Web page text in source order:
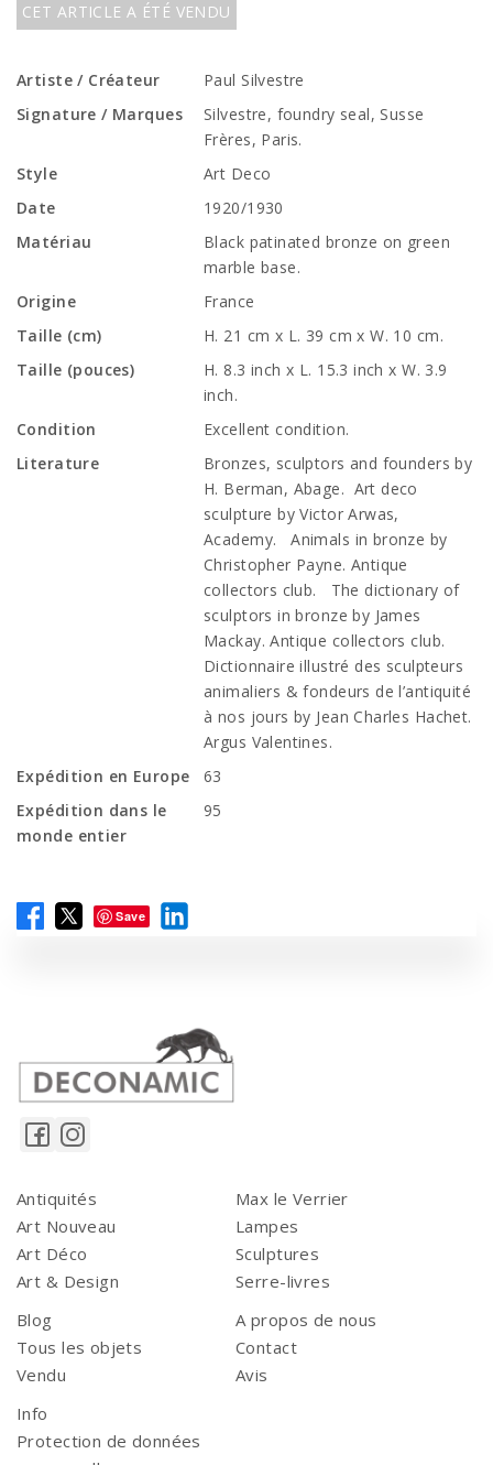
CET ARTICLE A ÉTÉ VENDU
Artiste / Créateur
Paul Silvestre
Signature / Marques
Silvestre, foundry seal, Susse
Frères, Paris.
Style
Art Deco
Date
1920/1930
Matériau
Black patinated bronze on green
marble base.
Origine
France
Taille (cm)
H. 21 cm x L. 39 cm x W. 10 cm.
Taille (pouces)
H. 8.3 inch x L. 15.3 inch x W. 3.9
inch.
Condition
Excellent condition.
Literature
Bronzes, sculptors and founders by
H. Berman, Abage. Art deco
sculpture by Victor Arwas,
Academy. Animals in bronze by
Christopher Payne. Antique
collectors club. The dictionary of
sculptors in bronze by James
Mackay. Antique collectors club.
Dictionnaire illustré des sculpteurs
animaliers & fondeurs de l’antiquité
à nos jours by Jean Charles Hachet.
Argus Valentines.
Expédition en Europe
63
Expédition dans le
monde entier
95
Save
Antiquités
Art Nouveau
Art Déco
Art & Design
Max le Verrier
Lampes
Sculptures
Serre-livres
Blog
Tous les objets
Vendu
A propos de nous
Contact
Avis
Info
Protection de données